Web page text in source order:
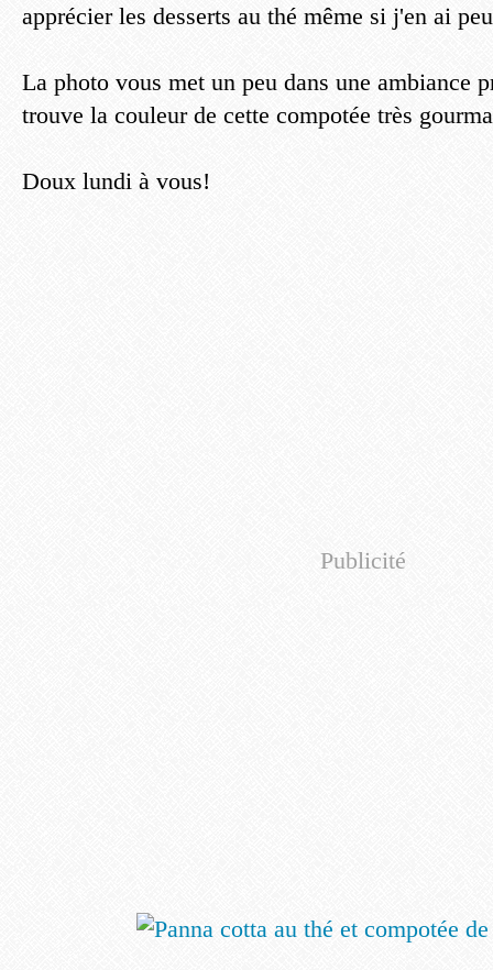
apprécier les desserts au thé même si j'en ai
La photo vous met un peu dans une ambiance
trouve la couleur de cette compotée très
Doux lundi à vous!
Publicité